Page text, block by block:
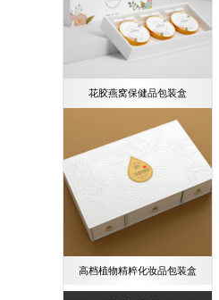
花胶燕窝保健品包装盒
高档植物精粹化妆品包装盒